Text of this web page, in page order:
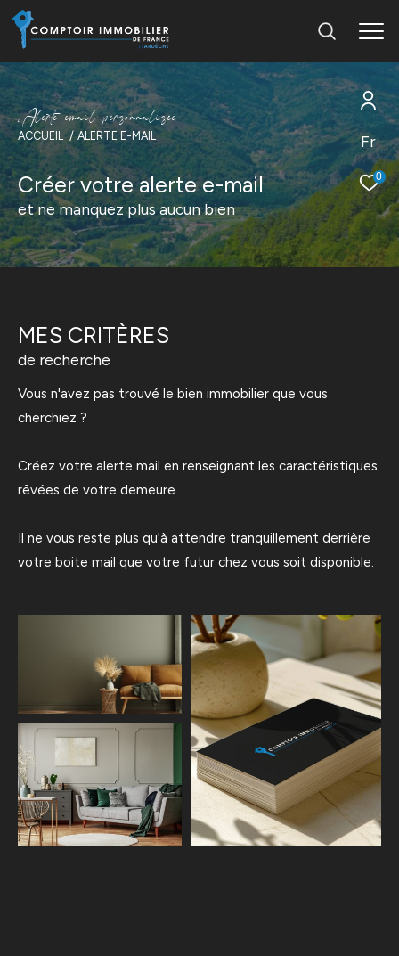
Fr
0
Alerte email personnalisée
ACCUEIL ALERTE E-MAIL
Créer votre alerte e-mail
et ne manquez plus aucun bien
MES CRITÈRES
de recherche
Vous n'avez pas trouvé le bien immobilier que vous
cherchiez ?
Créez votre alerte mail en renseignant les caractéristiques
rêvées de votre demeure.
Il ne vous reste plus qu'à attendre tranquillement derrière
votre boite mail que votre futur chez vous soit disponible.